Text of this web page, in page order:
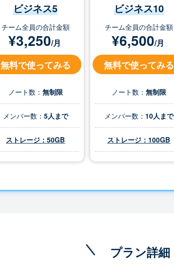
ビジネス5
チーム全員の合計金額
¥3,250/月
無料で使ってみる
ノート数： 無制限
メンバー数： 5人まで
ストレージ：50GB
ビジネス10
チーム全員の合計金額
¥6,500/月
無料で使ってみる
ノート数： 無制限
メンバー数： 10人まで
ストレージ：100GB
プラン詳細